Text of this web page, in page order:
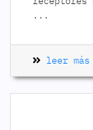
...
leer